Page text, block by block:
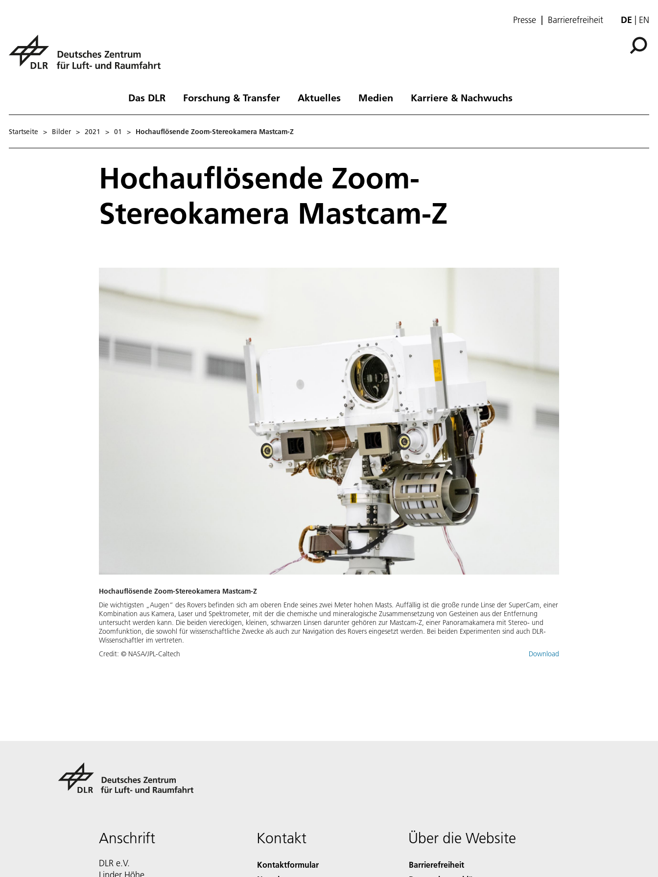
Presse Barrierefreiheit DE EN
Das DLR Forschung & Transfer Aktuelles Medien Karriere & Nachwuchs
Startseite > Bilder > 2021 > 01 > Hochauflösende Zoom-Stereokamera Mastcam-Z
Hochauflösende Zoom-
Stereokamera Mastcam-Z
Hochauflösende Zoom-Stereokamera Mastcam-Z
Die wichtigsten „Augen“ des Rovers befinden sich am oberen Ende seines zwei Meter hohen Masts. Auffällig ist die große runde Linse der SuperCam, einer
Kombination aus Kamera, Laser und Spektrometer, mit der die chemische und mineralogische Zusammensetzung von Gesteinen aus der Entfernung
untersucht werden kann. Die beiden viereckigen, kleinen, schwarzen Linsen darunter gehören zur Mastcam-Z, einer Panoramakamera mit Stereo- und
Zoomfunktion, die sowohl für wissenschaftliche Zwecke als auch zur Navigation des Rovers eingesetzt werden. Bei beiden Experimenten sind auch DLR-
Wissenschaftler im vertreten.
Credit: © NASA/JPL-Caltech Download
Anschrift
DLR e.V.
Kontakt
Kontaktformular
Über die Website
Barrierefreiheit